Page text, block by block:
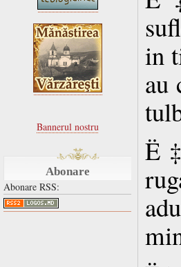
Bannerul nostru
Abonare
Abonare RSS:
in
au